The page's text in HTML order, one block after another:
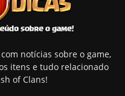
notícias sobre o game,
itens e tudo relacionado
of Clans!